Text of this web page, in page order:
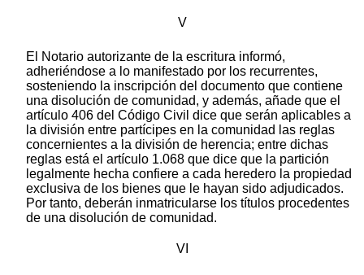
V
El Notario autorizante de la escritura informó,
adheriéndose a lo manifestado por los recurrentes,
sosteniendo la inscripción del documento que contiene
una disolución de comunidad, y además, añade que el
artículo 406 del Código Civil dice que serán aplicables a
la división entre partícipes en la comunidad las reglas
concernientes a la división de herencia; entre dichas
reglas está el artículo 1.068 que dice que la partición
legalmente hecha confiere a cada heredero la propiedad
exclusiva de los bienes que le hayan sido adjudicados.
Por tanto, deberán inmatricularse los títulos procedentes
de una disolución de comunidad.
VI